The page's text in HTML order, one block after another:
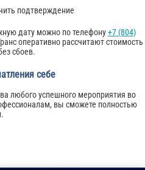
подтверждение
дату можно по телефону+7 (804)
оперативно рассчитают стоимость
сбоев.
себе
любого успешного мероприятия во
вы сможете полностью